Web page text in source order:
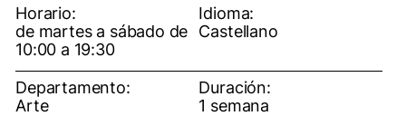
Horario:
de martes a sábado de
10:00 a 19:30
Idioma:
Castellano
Departamento:
Arte
Duración:
1 semana